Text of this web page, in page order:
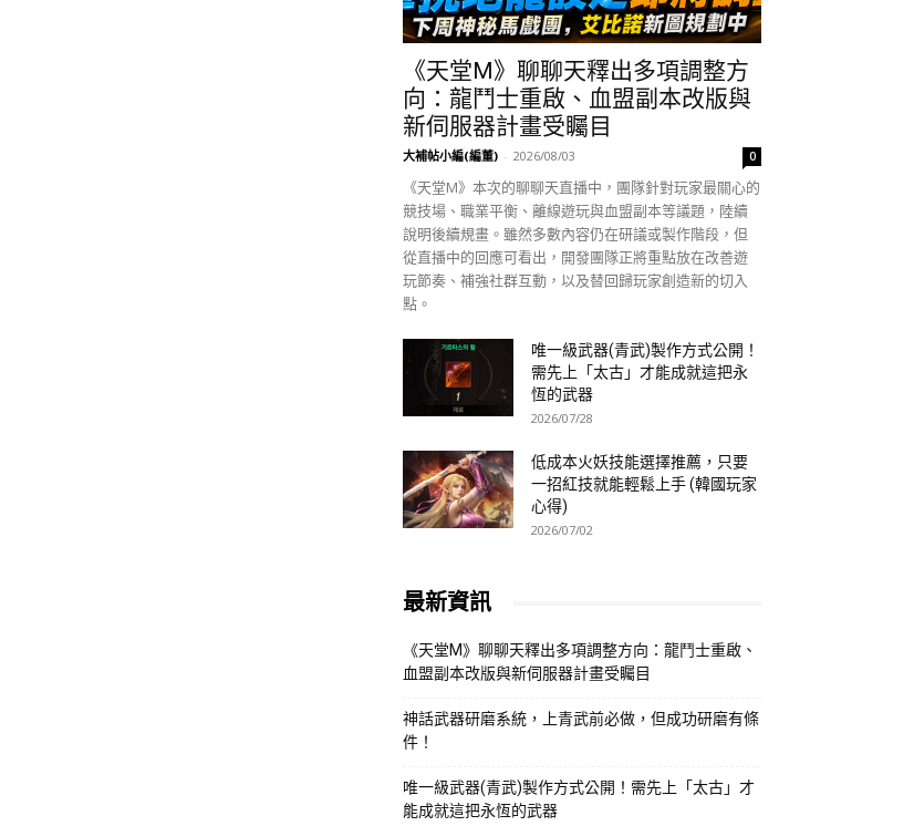
《天堂M》聊聊天釋出多項調整方
向：龍鬥士重啟、血盟副本改版與
新伺服器計畫受矚目
大補帖小編(編董) - 2026/08/03 0
《天堂M》本次的聊聊天直播中，團隊針對玩家最關心的
競技場、職業平衡、離線遊玩與血盟副本等議題，陸續
說明後續規畫。雖然多數內容仍在研議或製作階段，但
從直播中的回應可看出，開發團隊正將重點放在改善遊
玩節奏、補強社群互動，以及替回歸玩家創造新的切入
點。
唯一級武器(青武)製作方式公開！
需先上「太古」才能成就這把永
恆的武器
2026/07/28
低成本火妖技能選擇推薦，只要
一招紅技就能輕鬆上手 (韓國玩家
心得)
2026/07/02
最新資訊
《天堂M》聊聊天釋出多項調整方向：龍鬥士重啟、
血盟副本改版與新伺服器計畫受矚目
神話武器研磨系統，上青武前必做，但成功研磨有條
件！
唯一級武器(青武)製作方式公開！需先上「太古」才
能成就這把永恆的武器